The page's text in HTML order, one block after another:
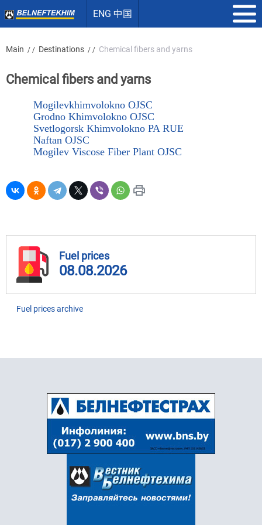
ENG 中国
Main / / Destinations / / Chemical fibers and yarns
Chemical fibers and yarns
Mogilevkhimvolokno OJSC
Grodno Khimvolokno OJSC
Svetlogorsk Khimvolokno PA RUE
Naftan OJSC
Mogilev Viscose Fiber Plant OJSC
Fuel prices
08.08.2026
Fuel prices archive